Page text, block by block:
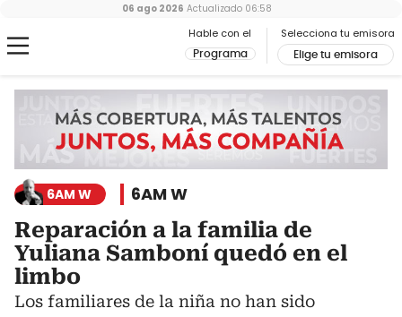
Hable con el
Programa
Selecciona tu emisora
Elige tu emisora
06 ago 2026 Actualizado 06:58
6AM W 6AM W
Reparación a la familia de
Yuliana Samboní quedó en el
limbo
Los familiares de la niña no han sido